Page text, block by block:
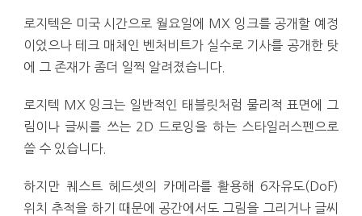
로지텍은 미국 시간으로 월요일에 MX 잉크를 공개할 예정
이었으나 테크 매체인 벤처비트가 실수로 기사를 공개한 탓
에 그 존재가 좀더 일찍 알려졌습니다.
로지텍 MX 잉크는 일반적인 태블릿처럼 물리적 표면에 그
림이나 글씨를 쓰는 2D 드로잉을 하는 스타일러스펜으로
쓸 수 있습니다.
하지만 퀘스트 헤드셋의 카메라를 활용해 6자유도(DoF)
위치 추적을 하기 때문에 공간에서도 그림을 그리거나 글씨